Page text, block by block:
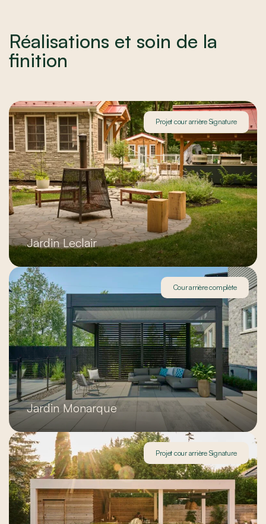
Réalisations et soin de la
finition
Jardin Leclair
Projet cour arrière Signature
Jardin Monarque
Cour arrière complète
Projet cour arrière Signature